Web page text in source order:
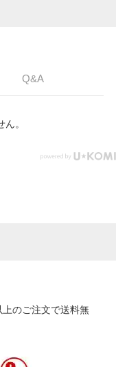
Q&A
。
のご注文で送料無